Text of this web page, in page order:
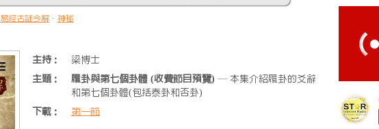
易經古謎今解 、 神秘
主持：
梁博士
主題：
履卦與第七個卦體 (收費節目預覽) — 本集介紹履卦的爻辭
和第七個卦體(包括泰卦和否卦)
下載：
第一節